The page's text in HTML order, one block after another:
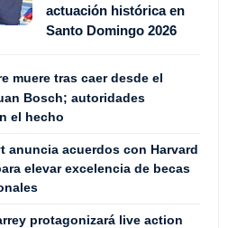
actuación histórica en
Santo Domingo 2026
muere tras caer desde el
Bosch; autoridades
el hecho
anuncia acuerdos con Harvard
elevar excelencia de becas
protagonizará live action